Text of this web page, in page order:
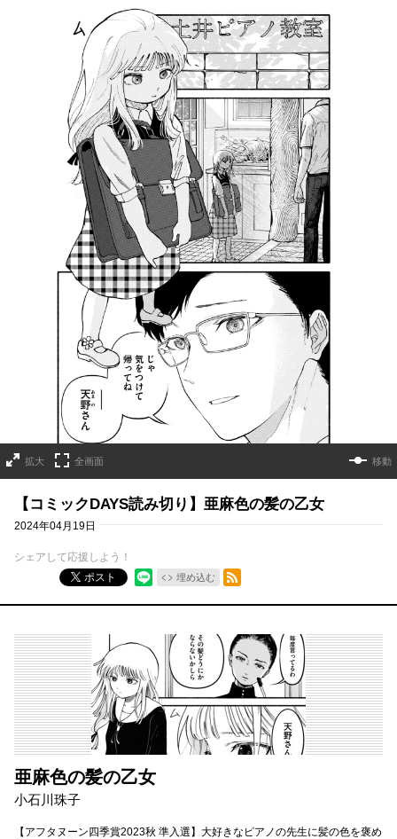
拡大 全画面 移動
【コミックDAYS読み切り】亜麻色の髪の乙女
2024年04月19日
シェアして応援しよう！
ポスト
埋め込む
RSSフィード
亜麻色の髪の乙女
小石川珠子
【アフタヌーン四季賞2023秋 準入選】大好きなピアノの先生に髪の色を褒め